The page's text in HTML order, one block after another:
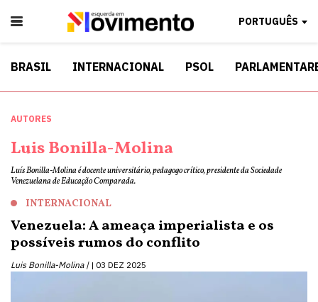
PORTUGUÊS
BRASIL INTERNACIONAL PSOL
AUTORES
Luis Bonilla-Molina
Luís Bonilla-Molina é docente universitário, pedagogo crítico, presidente da Sociedade
Venezuelana de Educação Comparada.
INTERNACIONAL
Venezuela: A ameaça imperialista e os
possíveis rumos do conflito
Luis Bonilla-Molina | 03 DEZ 2025